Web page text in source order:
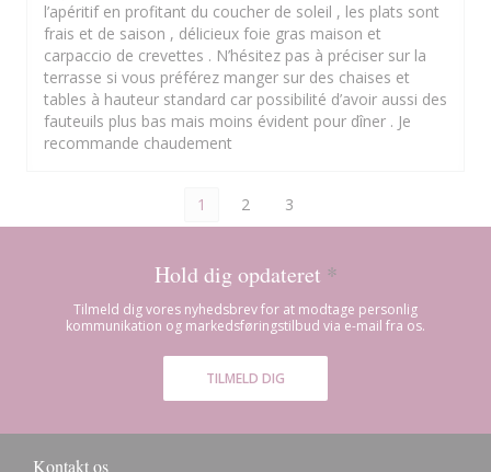
l’apéritif en profitant du coucher de soleil , les plats sont
frais et de saison , délicieux foie gras maison et
carpaccio de crevettes . N’hésitez pas à préciser sur la
terrasse si vous préférez manger sur des chaises et
tables à hauteur standard car possibilité d’avoir aussi des
fauteuils plus bas mais moins évident pour dîner . Je
recommande chaudement
1 2 3
Hold dig opdateret *
Tilmeld dig vores nyhedsbrev for at modtage personlig
kommunikation og markedsføringstilbud via e-mail fra os.
TILMELD DIG
Kontakt os